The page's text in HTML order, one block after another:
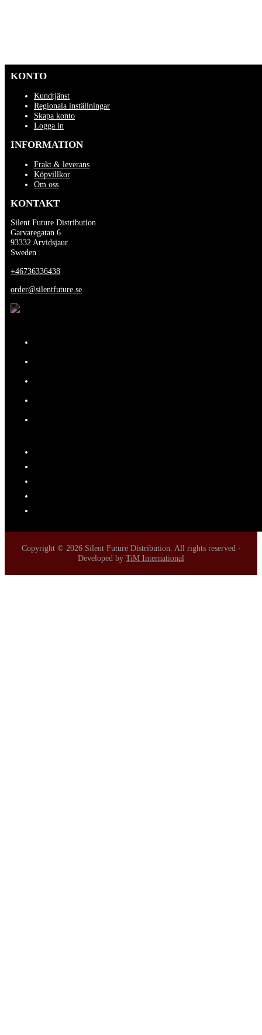
KONTO
Kundtjänst
Regionala inställningar
Skapa konto
Logga in
INFORMATION
Frakt & leverans
Köpvillkor
Om oss
KONTAKT
Silent Future Distribution
Garvaregatan 6
93332 Arvidsjaur
Sweden
+46736336438
order@silentfuture.se
Copyright © 2026 Silent Future Distribution. All rights reserved ·
Developed by TiM International